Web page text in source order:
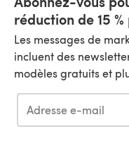
réduction de 15
Les messages de
incluent des
modèles gratuits et